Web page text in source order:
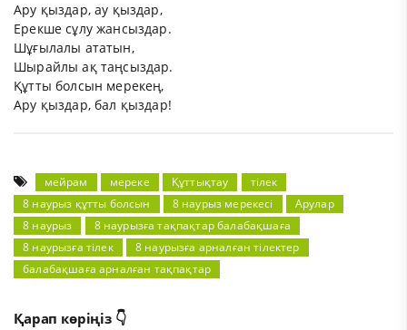
Ару қыздар, ау қыздар,
Ерекше сұлу жансыздар.
Шұғылалы ататын,
Шырайлы ақ таңсыздар.
Құтты болсын мерекең,
Ару қыздар, бал қыздар!
мейрам мереке Құттықтау
тілек
8 наурыз құтты болсын
8 наурыз мерекесі
Арулар
8 наурыз
8 наурызға тақпақтар балабақшаға
8 наурызға тілек
8 наурызға арналған тілектер
балабақшаға арналған тақпақтар
Қарап көріңіз 👇